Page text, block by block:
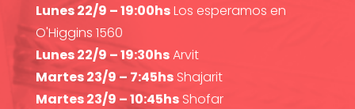
Lunes 22/9 – 19:00hsLos esperamos en
O'Higgins 1560
Lunes 22/9 – 19:30hsArvit
Martes 23/9 – 7:45hsShajarit
Martes 23/9 – 10:45hsShofar